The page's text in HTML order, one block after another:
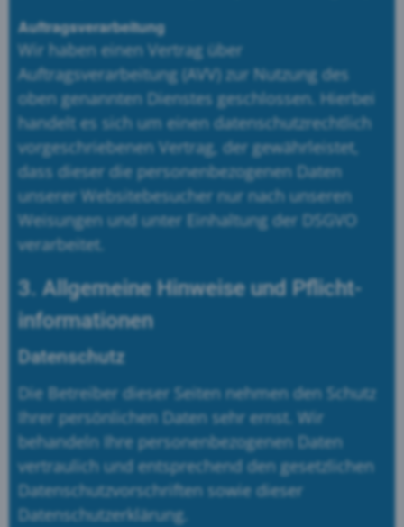
Auftragsverarbeitung
Wir haben einen Vertrag über
Auftragsverarbeitung (AVV) zur Nutzung des
oben genannten Dienstes geschlossen. Hierbei
handelt es sich um einen datenschutzrechtlich
vorgeschriebenen Vertrag, der gewährleistet,
dass dieser die personenbezogenen Daten
unserer Websitebesucher nur nach unseren
Weisungen und unter Einhaltung der DSGVO
verarbeitet.
3. Allgemeine Hinweise und Pflicht­
informationen
Datenschutz
Die Betreiber dieser Seiten nehmen den Schutz
Ihrer persönlichen Daten sehr ernst. Wir
behandeln Ihre personenbezogenen Daten
vertraulich und entsprechend den gesetzlichen
Datenschutzvorschriften sowie dieser
Datenschutzerklärung.